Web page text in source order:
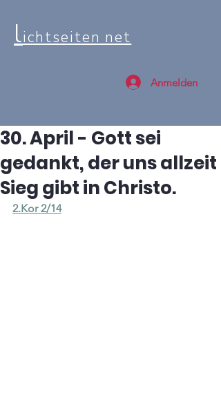
lichtseiten net
Anmelden
30. April - Gott sei
gedankt, der uns allzeit
Sieg gibt in Christo.
2.Kor 2/14